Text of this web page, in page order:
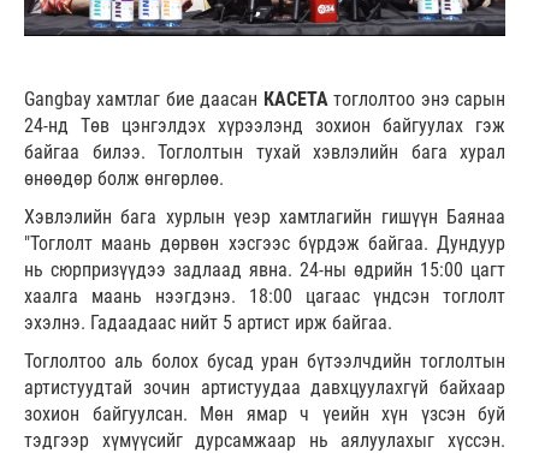
Gangbay хамтлаг бие даасан КАСЕТАтоглолтоо энэ сарын
24-нд Төв цэнгэлдэх хүрээлэнд зохион байгуулах гэж
байгаа билээ. Тоглолтын тухай хэвлэлийн бага хурал
өнөөдөр болж өнгөрлөө.
Хэвлэлийн бага хурлын үеэр хамтлагийн гишүүн Баянаа
"Тоглолт маань дөрвөн хэсгээс бүрдэж байгаа. Дундуур
нь сюрпризүүдээ задлаад явна. 24-ны өдрийн 15:00 цагт
хаалга маань нээгдэнэ. 18:00 цагаас үндсэн тоглолт
эхэлнэ. Гадаадаас нийт 5 артист ирж байгаа.
Тоглолтоо аль болох бусад уран бүтээлчдийн тоглолтын
артистуудтай зочин артистуудаа давхцуулахгүй байхаар
зохион байгуулсан. Мөн ямар ч үеийн хүн үзсэн буй
тэдгээр хүмүүсийг дурсамжаар нь аялуулахыг хүссэн.